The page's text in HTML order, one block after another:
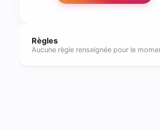
Règles
Aucune règle renseignée pour le